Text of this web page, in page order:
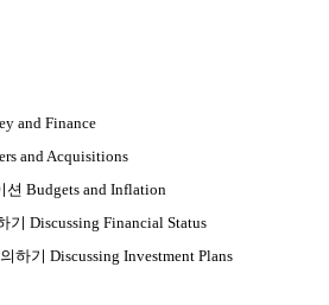
and Finance
and Acquisitions
Budgets and Inflation
기 Discussing Financial Status
하기 Discussing Investment Plans